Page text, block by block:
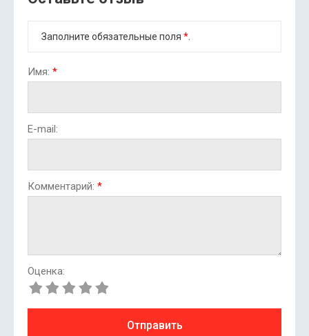
Заполните обязательные поля *
Имя: *
E-mail:
Комментарий: *
Оценка:
Отправить